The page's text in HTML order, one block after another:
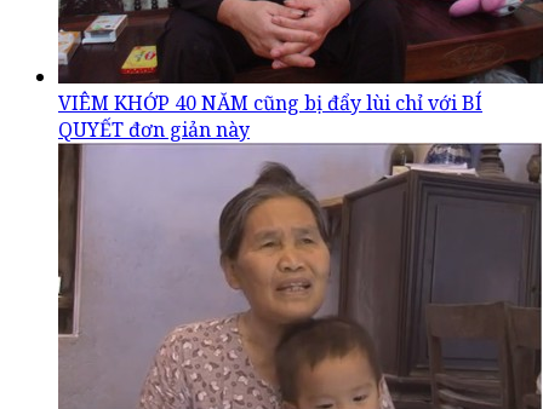
VIÊM KHỚP 40 NĂM cũng bị đẩy lùi chỉ với BÍ
QUYẾT đơn giản này